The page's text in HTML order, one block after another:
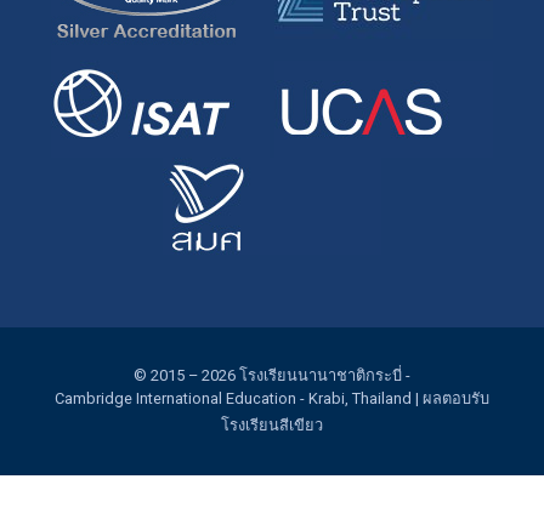
© 2015 – 2026 โรงเรียนนานาชาติกระบี่ -
Cambridge International Education - Krabi, Thailand | ผลตอบรับ
โรงเรียนสีเขียว